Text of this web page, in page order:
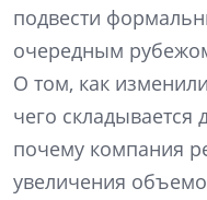
подвести
очередным
О том, как
чего складывается
почему компания
увеличения